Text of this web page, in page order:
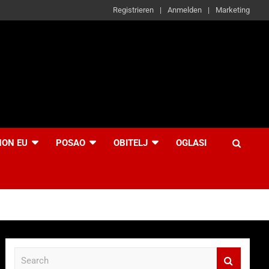
Registrieren Anmelden Marketing
EU POSAO OBITELJ OGLASI